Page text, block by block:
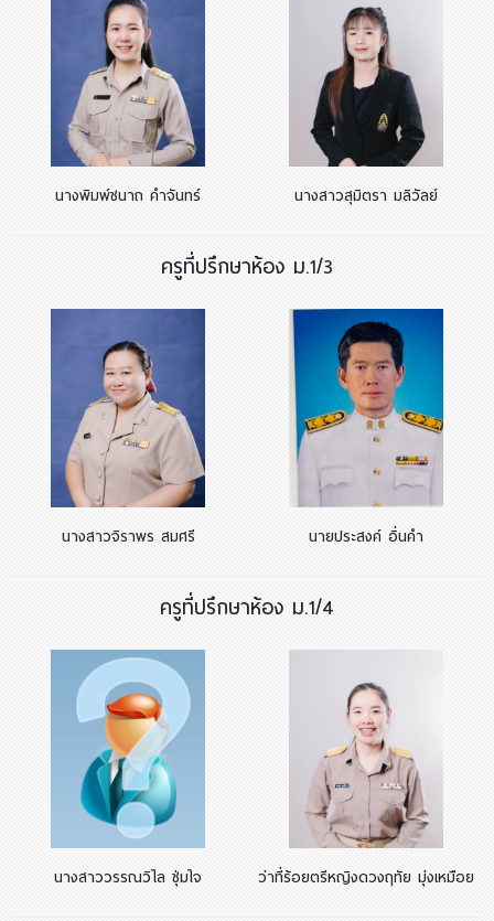
นางพิมพ์ชนาถ คำจันทร์ นางสาวสุมิตรา มลิวัลย์
ครูที่ปรึกษาห้อง ม.1/3
นางสาวจิราพร สมศรี นายประสงค์ อิ่นคำ
ครูที่ปรึกษาห้อง ม.1/4
นางสาววรรณวิไล ชุ่มใจ ว่าที่ร้อยตรีหญิงดวงฤทัย มุ่งเหมือย